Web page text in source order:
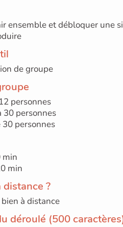
ensemble et débloquer une
de groupe
personnes
30 personnes
30 personnes
min
min
distance ?
à distance
déroulé (500